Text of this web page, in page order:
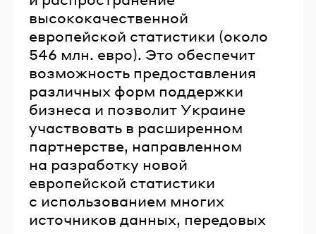
высококачественной
европейской статистики (около
546 млн. евро). Это обеспечит
возможность предоставления
различных форм поддержки
бизнеса и позволит Украине
участвовать в расширенном
партнерстве, направленном
на разработку новой
европейской статистики
с использованием многих
источников данных, передовых